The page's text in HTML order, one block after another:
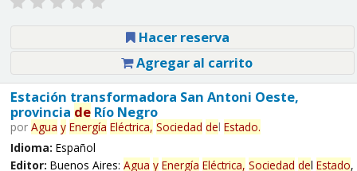
Hacer reserva
Agregar al carrito
Estación transformadora San Antoni Oeste,
provincia deRío Negro
por Agua y Energía Eléctrica, Sociedad del Estado.
Idioma: Español
Editor: Buenos Aires: Agua y Energía Eléctrica, Sociedad del Estado,